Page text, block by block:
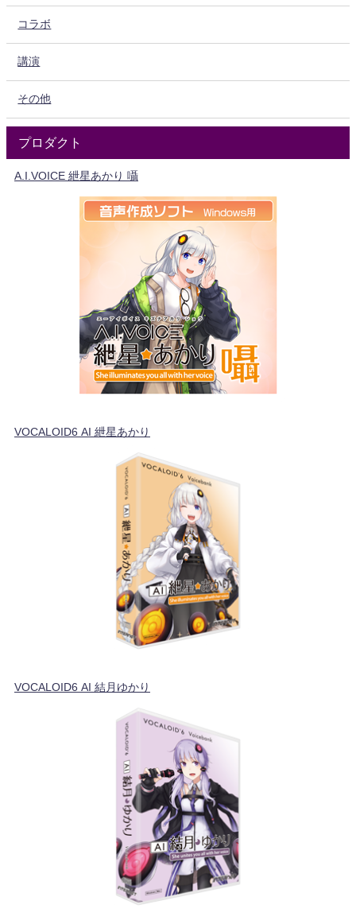
コラボ
講演
その他
プロダクト
A.I.VOICE 紲星あかり 囁
VOCALOID6 AI 紲星あかり
VOCALOID6 AI 結月ゆかり